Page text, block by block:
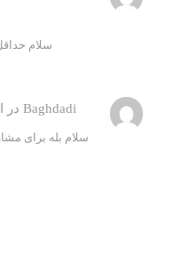
Baghdadi در